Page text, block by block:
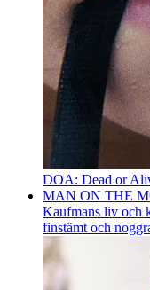
DOA: Dead or
MAN ON THE
Kaufmans liv och
finstämt och